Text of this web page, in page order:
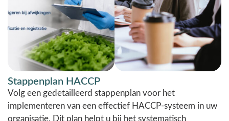
Stappenplan HACCP
Volg een gedetailleerd stappenplan voor het
implementeren van een effectief HACCP-systeem in uw
organisatie. Dit plan helpt u bij het systematisch